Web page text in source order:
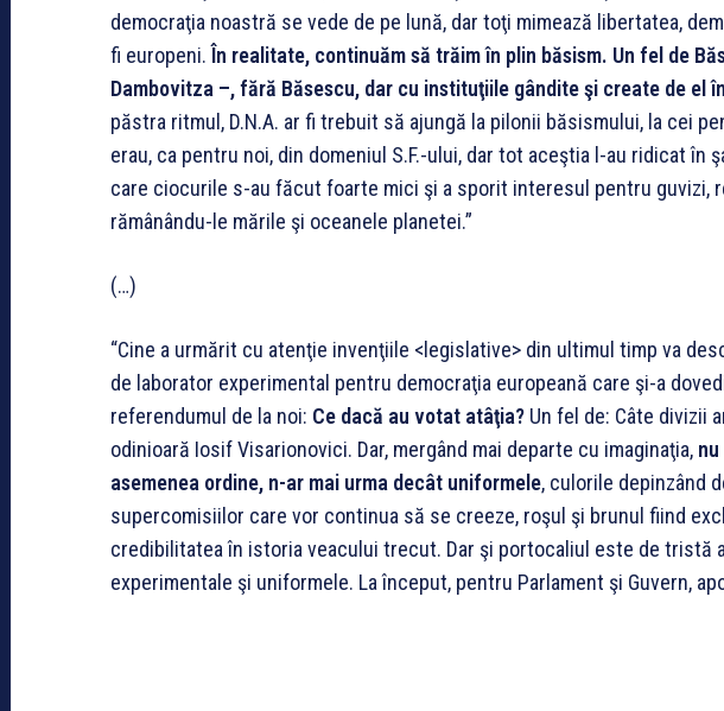
democraţia noastră se vede de pe lună, dar toţi mimează libertatea,
fi europeni. În realitate, continuăm să trăim în plin băsism. Un fel de
Dambovitza –, fără Băsescu, dar cu instituţiile gândite şi create de el
păstra ritmul, D.N.A. ar fi trebuit să ajungă la pilonii băsismului, la cei
erau, ca pentru noi, din domeniul S.F.-ului, dar tot aceştia l-au ridicat în
care ciocurile s-au făcut foarte mici şi a sporit interesul pentru guvizi,
rămânându-le mările şi oceanele planetei.”
(…)
“Cine a urmărit cu atenţie invenţiile <legislative> din ultimul timp va
de laborator experimental pentru democraţia europeană care şi-a
referendumul de la noi: Ce dacă au votat atâţia? Un fel de: Câte divizii
odinioară Iosif Visarionovici. Dar, mergând mai departe cu imaginaţia,
asemenea ordine, n-ar mai urma decât uniformele, culorile depinzând
supercomisiilor care vor continua să se creeze, roşul şi brunul fiind
credibilitatea în istoria veacului trecut. Dar şi portocaliul este de tristă
experimentale şi uniformele. La început, pentru Parlament şi Guvern,